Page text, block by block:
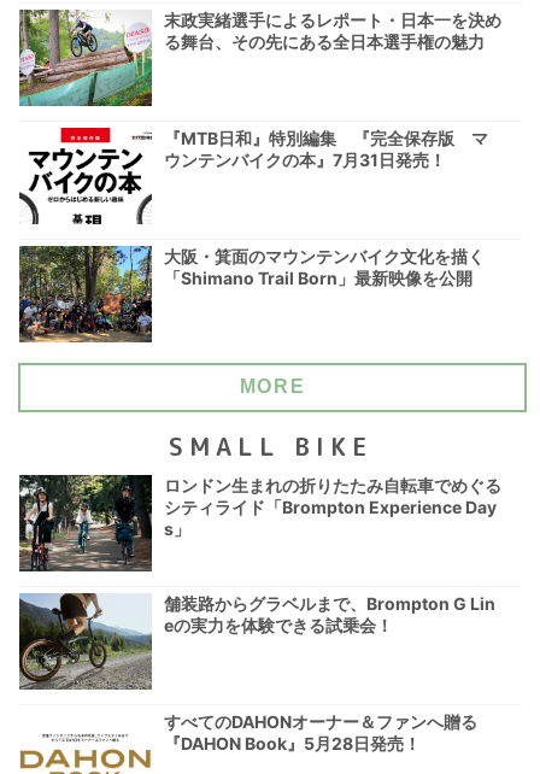
末政実緒選手によるレポート・日本一を決め
る舞台、その先にある全日本選手権の魅力
『MTB日和』特別編集 『完全保存版 マ
ウンテンバイクの本』7月31日発売！
大阪・箕面のマウンテンバイク文化を描く
「Shimano Trail Born」最新映像を公開
MORE
SMALL BIKE
ロンドン生まれの折りたたみ自転車でめぐる
シティライド「Brompton Experience Day
s」
舗装路からグラベルまで、Brompton G Lin
eの実力を体験できる試乗会！
すべてのDAHONオーナー＆ファンへ贈る
『DAHON Book』5月28日発売！